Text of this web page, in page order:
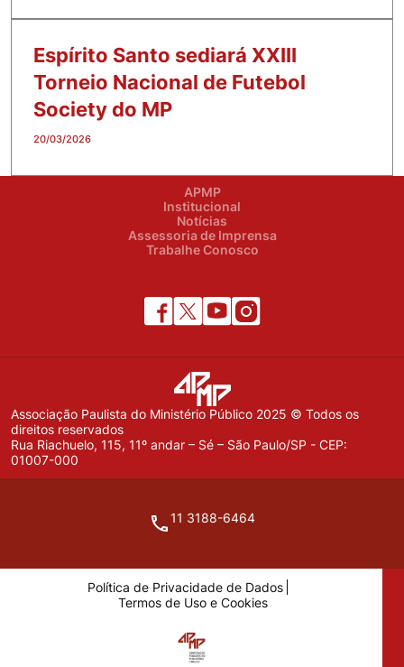
Espírito Santo sediará XXIII
Torneio Nacional de Futebol
Society do MP
20/03/2026
APMP
Institucional
Notícias
Assessoria de Imprensa
Trabalhe Conosco
Associação Paulista do Ministério Público 2025 © Todos os
direitos reservados
Rua Riachuelo, 115, 11º andar – Sé – São Paulo/SP - CEP:
01007-000
11 3188-6464
Política de Privacidade de Dados
Termos de Uso e Cookies